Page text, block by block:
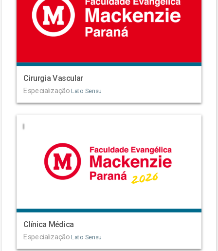
Cirurgia Vascular
Especialização Lato Sensu
|
Clínica Médica
Especialização Lato Sensu